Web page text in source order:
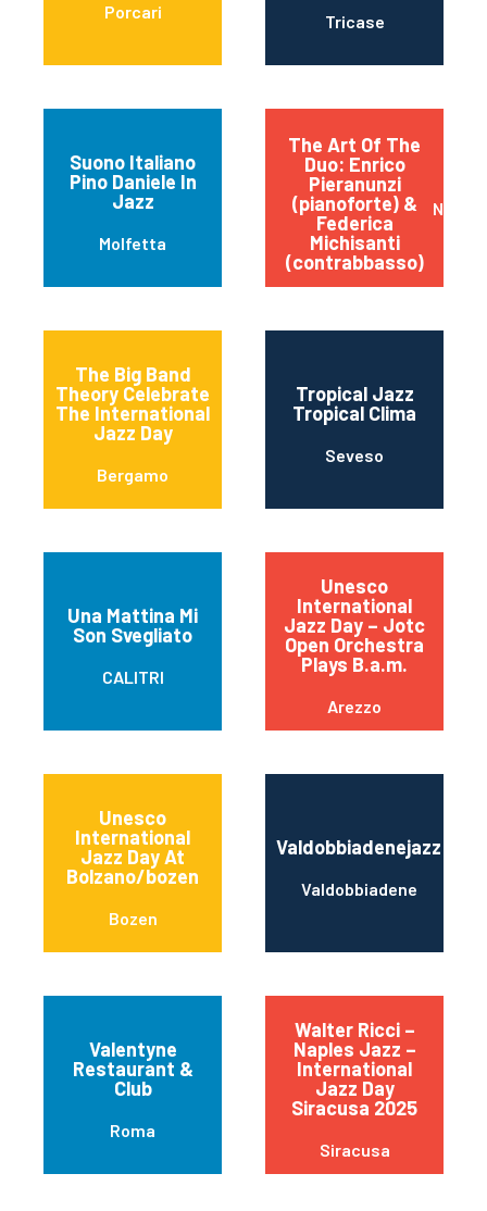
Porcari Tricase
Suono Italiano
Pino Daniele In
Jazz
Molfetta
The Art Of The
Duo: Enrico
Pieranunzi
(pianoforte) &
Federica
Michisanti
(contrabbasso)
Napoli
The Big Band
Theory Celebrate
The International
Jazz Day
Bergamo
Tropical Jazz
Tropical Clima
Seveso
Una Mattina Mi
Son Svegliato
CALITRI
Unesco
International
Jazz Day – Jotc
Open Orchestra
Plays B.a.m.
Arezzo
Unesco
International
Jazz Day At
Bolzano/bozen
Bozen
Valdobbiadenejazz
Valdobbiadene
Valentyne
Restaurant &
Club
Roma
Walter Ricci –
Naples Jazz –
International
Jazz Day
Siracusa 2025
Siracusa